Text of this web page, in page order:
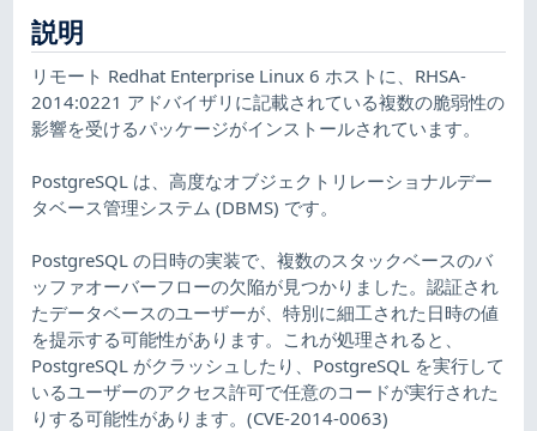
説明
リモート Redhat Enterprise Linux 6 ホストに、RHSA-
2014:0221 アドバイザリに記載されている複数の脆弱性の
影響を受けるパッケージがインストールされています。
PostgreSQL は、高度なオブジェクトリレーショナルデー
タベース管理システム (DBMS) です。
PostgreSQL の日時の実装で、複数のスタックベースのバ
ッファオーバーフローの欠陥が見つかりました。認証され
たデータベースのユーザーが、特別に細工された日時の値
を提示する可能性があります。これが処理されると、
PostgreSQL がクラッシュしたり、PostgreSQL を実行して
いるユーザーのアクセス許可で任意のコードが実行された
りする可能性があります。(CVE-2014-0063)